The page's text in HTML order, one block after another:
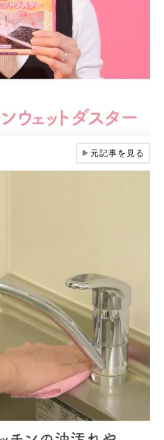
▶元記事を見る